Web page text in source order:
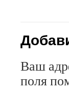
Ваш
поля